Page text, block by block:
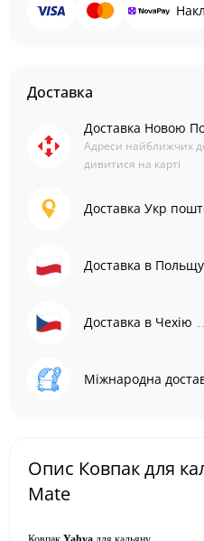
Доставка
Доставка Новою
Адреси найближчих
дивитися на карті
Доставка Укр
Доставка в Польщу
Доставка в Чехію
Міжнародна
Опис Ковпак для
Mate